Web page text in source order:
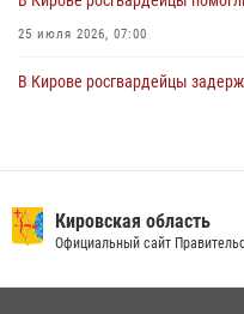
25 июля 2026, 07:00
В Кирове росгвардейцы
вневедомственную охрану и
22 июля 2026, 14:51 1 2
Кировская область
Официальный сайт